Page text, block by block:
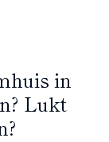
in
Lukt